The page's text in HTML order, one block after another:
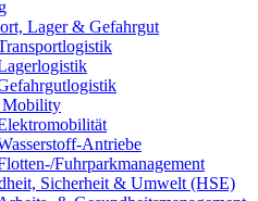
Lager & Gefahrgut
Mobility
Antriebe
Fuhrparkmanagement
Sicherheit & Umwelt (HSE)